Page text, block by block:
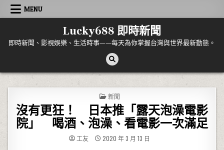
Skip to content
MENU
Lucky688 即時新聞
即時新聞、影視娛樂、生活時事——每天為你掌握台灣與世界最新動態。
POSTED IN
新聞
沒有更狂！ 日本推「露天泡澡電影
院」 喝酒、泡澡、看電影一次滿足
工友 2020 年 3 月 13 日